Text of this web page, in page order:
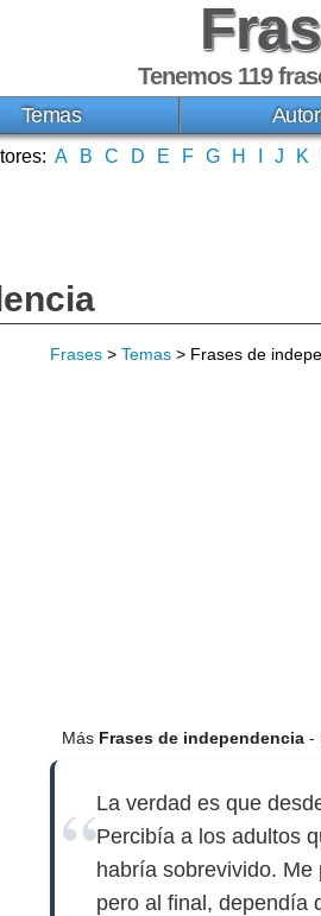
Tenemos 119
Temas
A B C D E F G H J K
Frases > Temas > Frases de
Más Frases de independencia -
La verdad es que
Percibía a los adultos
habría sobrevivido.
pero al final, dependía